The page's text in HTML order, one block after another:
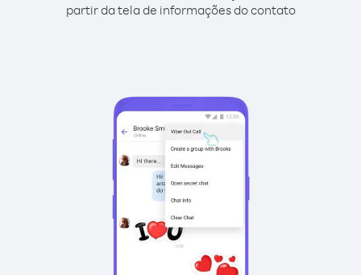
partir da tela de informações do contato